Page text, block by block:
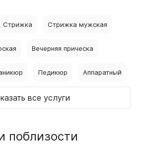
Стрижка Стрижка мужская
Вечерняя прическа
Педикюр Аппаратный
все услуги
поблизости